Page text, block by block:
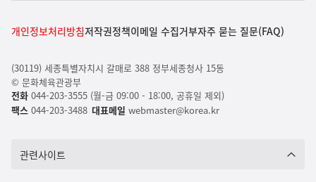
개인정보처리방침저작권정책이메일 수집거부자주 묻는 질문(FAQ)
(30119) 세종특별자치시 갈매로 388 정부세종청사 15동
© 문화체육관광부
전화 044-203-3555 (월-금 09:00 - 18:00, 공휴일 제외)
팩스 044-203-3488 대표메일 webmaster@korea.kr
관련사이트